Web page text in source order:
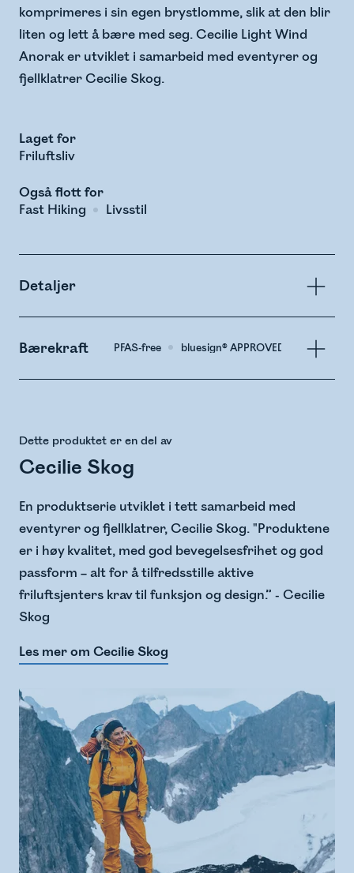
komprimeres i sin egen brystlomme, slik at den blir
liten og lett å bære med seg. Cecilie Light Wind
Anorak er utviklet i samarbeid med eventyrer og
fjellklatrer Cecilie Skog.
Laget for
Friluftsliv
Også flott for
Fast Hiking
Livsstil
Detaljer
Bærekraft PFAS-free bluesign® APPROVED Material
Dette produktet er en del av
Cecilie Skog
En produktserie utviklet i tett samarbeid med
eventyrer og fjellklatrer, Cecilie Skog. "Produktene
er i høy kvalitet, med god bevegelsesfrihet og god
passform – alt for å tilfredsstille aktive
friluftsjenters krav til funksjon og design.” - Cecilie
Skog
Les mer om Cecilie Skog